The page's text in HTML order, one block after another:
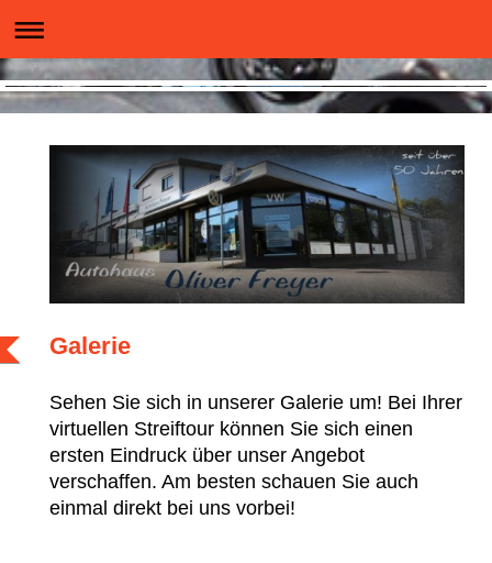
Galerie
Sehen Sie sich in unserer Galerie um! Bei Ihrer
virtuellen Streiftour können Sie sich einen
ersten Eindruck über unser Angebot
verschaffen. Am besten schauen Sie auch
einmal direkt bei uns vorbei!